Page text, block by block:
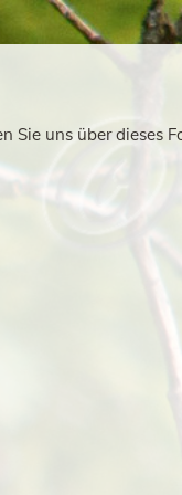
Sie uns über dieses